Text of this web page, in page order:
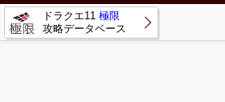
ドラクエ11 極限
攻略データベース